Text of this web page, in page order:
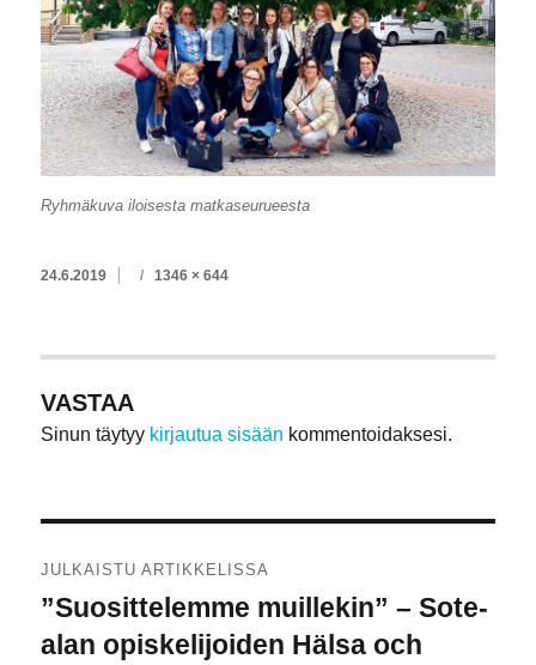
Ryhmäkuva iloisesta matkaseurueesta
JULKAISTU
24.6.2019 TÄYSIKOKOINEN
1346 × 644
VASTAA
Sinun täytyy kirjautua sisään kommentoidaksesi.
selaus
JULKAISTU ARTIKKELISSA
”Suosittelemme muillekin” – Sote-
alan opiskelijoiden Hälsa och